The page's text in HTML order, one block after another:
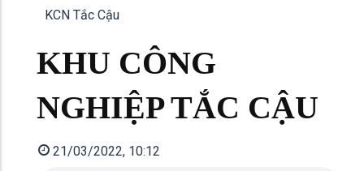
KCN Tắc Cậu
KHU CÔNG
NGHIỆP TẮC CẬU
21/03/2022, 10:12